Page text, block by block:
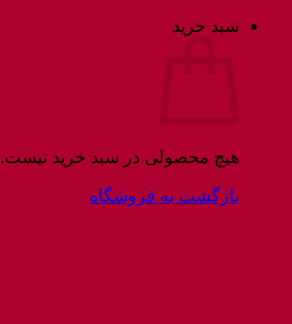
سبد خرید
هیچ محصولی در سبد خرید نیست.
بازگشت به فروشگاه